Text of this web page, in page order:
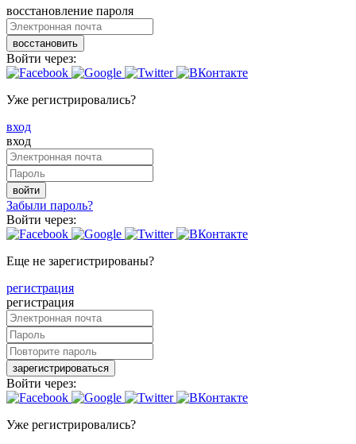
восстановление пароля
восстановить
Войти через:
Уже регистрировались?
вход
вход
войти
Забыли пароль?
Войти через:
Еще не зарегистрированы?
регистрация
регистрация
зарегистрироваться
Войти через:
Уже регистрировались?